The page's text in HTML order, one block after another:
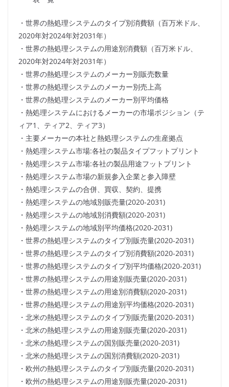
・世界の熱処理システムのタイプ別消費額（百万米ドル、
2020年対2024年対2031年）
・世界の熱処理システムの用途別消費額（百万米ドル、
2020年対2024年対2031年）
・世界の熱処理システムのメーカー別販売数量
・世界の熱処理システムのメーカー別売上高
・世界の熱処理システムのメーカー別平均価格
・熱処理システムにおけるメーカーの市場ポジション（テ
ィア1、ティア2、ティア3）
・主要メーカーの本社と熱処理システムの生産拠点
・熱処理システム市場:各社の製品タイプフットプリント
・熱処理システム市場:各社の製品用途フットプリント
・熱処理システム市場の新規参入企業と参入障壁
・熱処理システムの合併、買収、契約、提携
・熱処理システムの地域別販売量(2020-2031)
・熱処理システムの地域別消費額(2020-2031)
・熱処理システムの地域別平均価格(2020-2031)
・世界の熱処理システムのタイプ別販売量(2020-2031)
・世界の熱処理システムのタイプ別消費額(2020-2031)
・世界の熱処理システムのタイプ別平均価格(2020-2031)
・世界の熱処理システムの用途別販売量(2020-2031)
・世界の熱処理システムの用途別消費額(2020-2031)
・世界の熱処理システムの用途別平均価格(2020-2031)
・北米の熱処理システムのタイプ別販売量(2020-2031)
・北米の熱処理システムの用途別販売量(2020-2031)
・北米の熱処理システムの国別販売量(2020-2031)
・北米の熱処理システムの国別消費額(2020-2031)
・欧州の熱処理システムのタイプ別販売量(2020-2031)
・欧州の熱処理システムの用途別販売量(2020-2031)